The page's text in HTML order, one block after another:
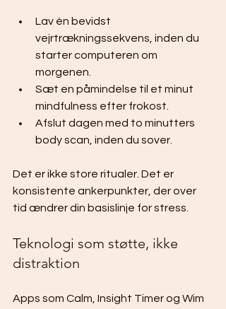
Lav én bevidst
vejrtrækningssekvens, inden du
starter computeren om
morgenen.
Sæt en påmindelse til et minut
mindfulness efter frokost.
Afslut dagen med to minutters
body scan, inden du sover.
Det er ikke store ritualer. Det er
konsistente ankerpunkter, der over
tid ændrer din basislinje for stress.
Teknologi som støtte, ikke
distraktion
Apps som Calm, Insight Timer og Wim